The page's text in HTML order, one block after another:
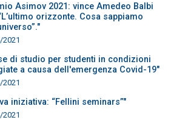
Asimov 2021: vince Amedeo Balbi
orizzonte. Cosa sappiamo
di studio per studenti in condizioni
a causa dell'emergenza Covid-19"
iniziativa: “Fellini seminars”"
2021